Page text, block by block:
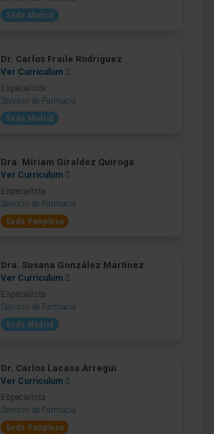
Sede Madrid
Dr. Carlos Fraile Rodríguez
Ver Curriculum
Especialista
Servicio de Farmacia
Sede Madrid
Dra. Miriam Giraldez Quiroga
Ver Curriculum
Especialista
Servicio de Farmacia
Sede Pamplona
Dra. Susana González Martínez
Ver Curriculum
Especialista
Servicio de Farmacia
Sede Madrid
Dr. Carlos Lacasa Arregui
Ver Curriculum
Especialista
Servicio de Farmacia
Sede Pamplona